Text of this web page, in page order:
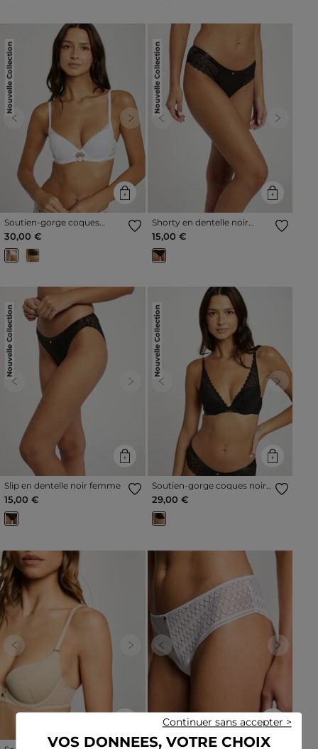
Nouvelle Collection
Previous Next
Soutien-gorge coques
blanc femme
30,00 €
Nouvelle Collection
Previous Next
Shorty en dentelle noir
femme
15,00 €
Nouvelle Collection
Previous Next
Slip en dentelle noir femme
15,00 €
Nouvelle Collection
Previous Next
Soutien-gorge coques noir
femme
29,00 €
Previous Next Previous Next
VOS DONNEES, VOTRE CHOIX
Continuer sans accepter >